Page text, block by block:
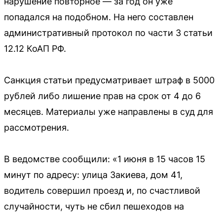
попадался на подобном. На него составлен
административный протокол по части 3 статьи
12.12 КоАП РФ.
Санкция статьи предусматривает штраф в 5000
рублей либо лишение прав на срок от 4 до 6
месяцев. Материалы уже направлены в суд для
рассмотрения.
В ведомстве сообщили: «1 июня в 15 часов 15
минут по адресу: улица Закиева, дом 41,
водитель совершил проезд и, по счастливой
случайности, чуть не сбил пешеходов на